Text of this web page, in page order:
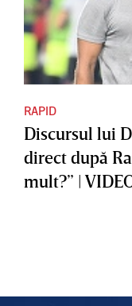
RAPID
Discursul lui
direct după
mult?” |